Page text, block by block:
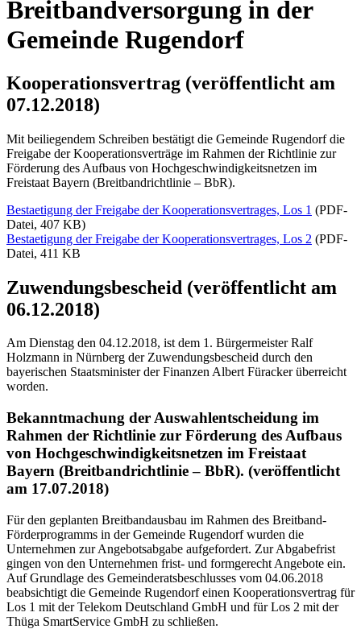
Breitbandversorgung in der
Gemeinde Rugendorf
Kooperationsvertrag (veröffentlicht am
07.12.2018)
Mit beiliegendem Schreiben bestätigt die Gemeinde Rugendorf die
Freigabe der Kooperationsverträge im Rahmen der Richtlinie zur
Förderung des Aufbaus von Hochgeschwindigkeitsnetzen im
Freistaat Bayern (Breitbandrichtlinie – BbR).
Bestaetigung der Freigabe der Kooperationsvertrages, Los 1 (PDF-
Datei, 407 KB)
Bestaetigung der Freigabe der Kooperationsvertrages, Los 2 (PDF-
Datei, 411 KB
Zuwendungsbescheid (veröffentlicht am
06.12.2018)
Am Dienstag den 04.12.2018, ist dem 1. Bürgermeister Ralf
Holzmann in Nürnberg der Zuwendungsbescheid durch den
bayerischen Staatsminister der Finanzen Albert Füracker überreicht
worden.
Bekanntmachung der Auswahlentscheidung im
Rahmen der Richtlinie zur Förderung des Aufbaus
von Hochgeschwindigkeitsnetzen im Freistaat
Bayern (Breitbandrichtlinie – BbR). (veröffentlicht
am 17.07.2018)
Für den geplanten Breitbandausbau im Rahmen des Breitband-
Förderprogramms in der Gemeinde Rugendorf wurden die
Unternehmen zur Angebotsabgabe aufgefordert. Zur Abgabefrist
gingen von den Unternehmen frist- und formgerecht Angebote ein.
Auf Grundlage des Gemeinderatsbeschlusses vom 04.06.2018
beabsichtigt die Gemeinde Rugendorf einen Kooperationsvertrag für
Los 1 mit der Telekom Deutschland GmbH und für Los 2 mit der
Thüga SmartService GmbH zu schließen.